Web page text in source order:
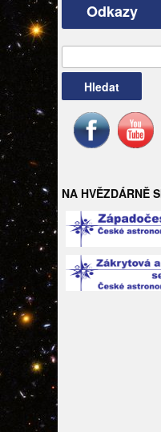
Odkazy
NA HVĚZDÁRNĚ